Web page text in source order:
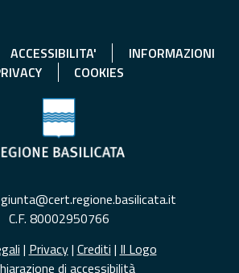
ACCESSIBILITA'
INFORMAZIONI
COOKIES
giunta@cert.regione.basilicata.it
C.F. 80002950766
| Privacy| Crediti | Il Logo
di accessibilità